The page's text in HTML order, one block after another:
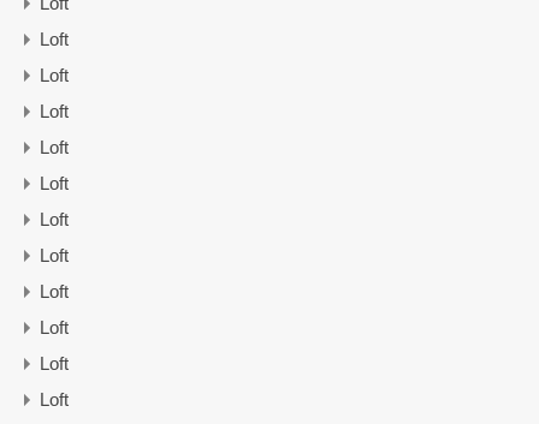
Loft
Loft
Loft
Loft
Loft
Loft
Loft
Loft
Loft
Loft
Loft